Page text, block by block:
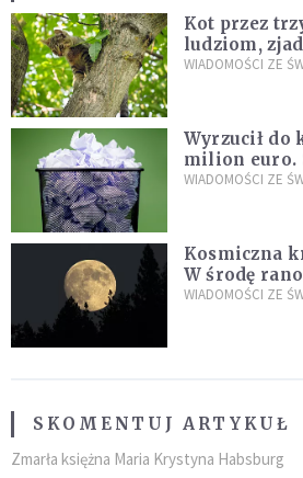
Kot przez
ludziom,
kaczki. W
WIADOMOŚCI ZE
Wyrzucił do
milion euro.
WIADOMOŚCI ZE
Kosmiczna
W środę
powierzchni
WIADOMOŚCI ZE
SKOMENTUJ ARTYKUŁ
Zmarła księżna Maria Krystyna Habsburg